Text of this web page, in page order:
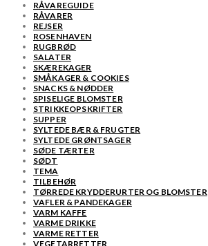
RÅVAREGUIDE
RÅVARER
REJSER
ROSENHAVEN
RUGBRØD
SALATER
SKÆREKAGER
SMÅKAGER & COOKIES
SNACKS & NØDDER
SPISELIGE BLOMSTER
STRIKKEOPSKRIFTER
SUPPER
SYLTEDE BÆR & FRUGTER
SYLTEDE GRØNTSAGER
SØDE TÆRTER
SØDT
TEMA
TILBEHØR
TØRREDE KRYDDERURTER OG BLOMSTER
VAFLER & PANDEKAGER
VARM KAFFE
VARME DRIKKE
VARME RETTER
VEGETARRETTER